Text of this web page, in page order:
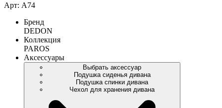
Арт: A74
Бренд
DEDON
Коллекция
PAROS
Аксессуары
Выбрать аксессуар
Подушка сиденья дивана
Подушка спинки дивана
Чехол для хранения дивана